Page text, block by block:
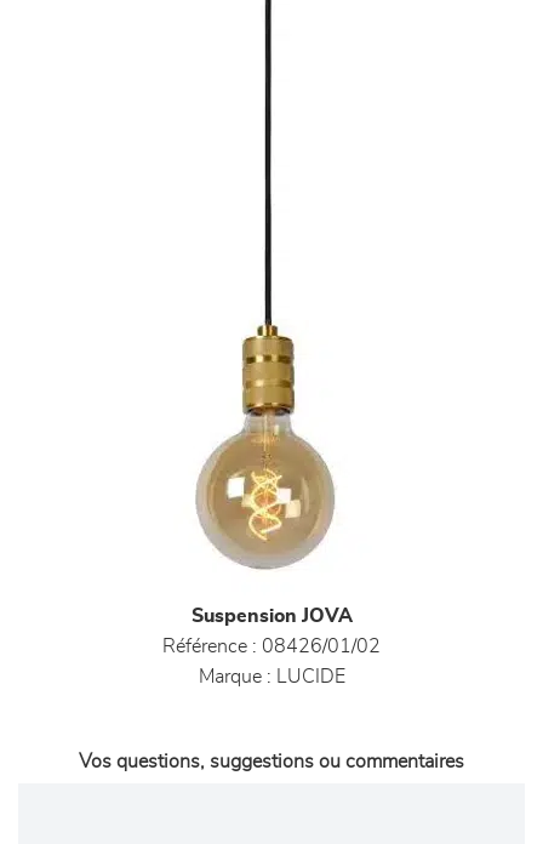
Suspension JOVA
Référence : 08426/01/02
Marque : LUCIDE
Vos questions, suggestions ou commentaires